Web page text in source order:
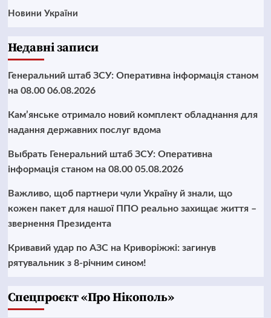
Новини України
Недавні записи
Генеральний штаб ЗСУ: Оперативна інформація станом
на 08.00 06.08.2026
Кам’янське отримало новий комплект обладнання для
надання державних послуг вдома
Выбрать Генеральний штаб ЗСУ: Оперативна
інформація станом на 08.00 05.08.2026
Важливо, щоб партнери чули Україну й знали, що
кожен пакет для нашої ППО реально захищає життя –
звернення Президента
Кривавий удар по АЗС на Криворіжжі: загинув
рятувальник з 8-річним сином!
Cпецпроєкт «Про Нікополь»